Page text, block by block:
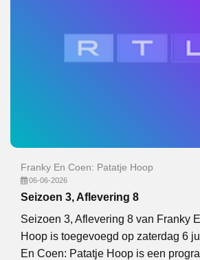
Franky En Coen: Patatje Hoop
06-06-2026
Seizoen 3, Aflevering 8
Seizoen 3, Aflevering 8 van Franky
Hoop is toegevoegd op zaterdag 6
En Coen: Patatje Hoop is een